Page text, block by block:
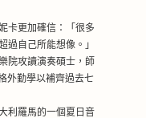
卡更加確信：「很多
過自己所能想像。」
院攻讀演奏碩士，師
外勤學以補齊過去七
利羅馬的一個夏日音